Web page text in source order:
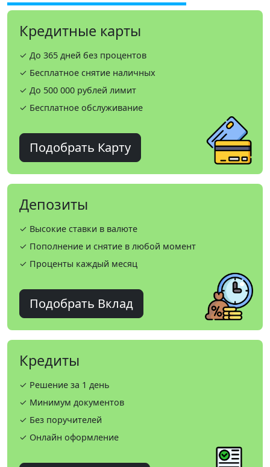
Кредитные карты
✓ До 365 дней без процентов
✓ Бесплатное снятие наличных
✓ До 500 000 рублей лимит
✓ Бесплатное обслуживание
Подобрать Карту
Депозиты
✓ Высокие ставки в валюте
✓ Пополнение и снятие в любой момент
✓ Проценты каждый месяц
Подобрать Вклад
Кредиты
✓ Решение за 1 день
✓ Минимум документов
✓ Без поручителей
✓ Онлайн оформление